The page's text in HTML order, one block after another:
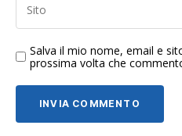
Salva il mio nome, email e
prossima volta che